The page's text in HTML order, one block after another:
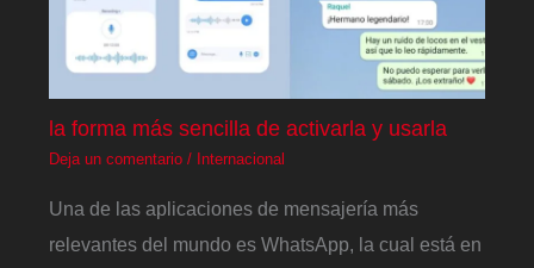
la forma más sencilla de activarla y usarla
Deja un comentario / Internacional
Una de las aplicaciones de mensajería más
relevantes del mundo es WhatsApp, la cual está en